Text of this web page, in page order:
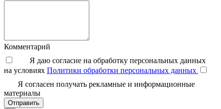
Комментарий
Я даю согласие на обработку персональных данных
на условиях Политики обработки персональных данных
Я согласен получать рекламные и информационные
материалы
Отправить